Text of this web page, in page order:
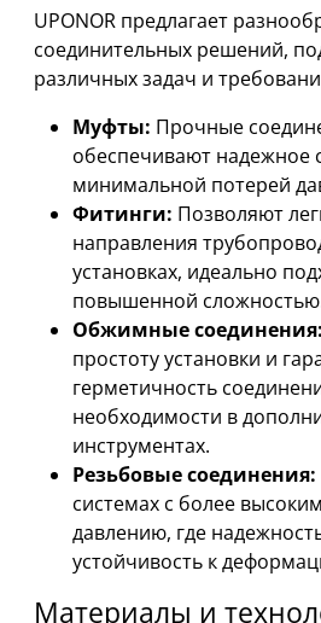
UPONOR предлагает
соединительных решений,
различных задач и
Муфты: Прочные
обеспечивают надежное
минимальной потерей
Фитинги: Позволяют
направления
установках, идеально
повышенной
Обжимные соединения:
простоту установки и
герметичность
необходимости в
инструментах.
Резьбовые соединения:
системах с более
давлению, где
устойчивость к
Материалы и